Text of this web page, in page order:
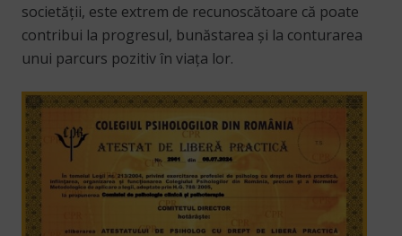
societății, este extrem de recunoscătoare că poate
contribui la progresul, bunăstarea și la conturarea
unui parcurs pozitiv în viața lor.